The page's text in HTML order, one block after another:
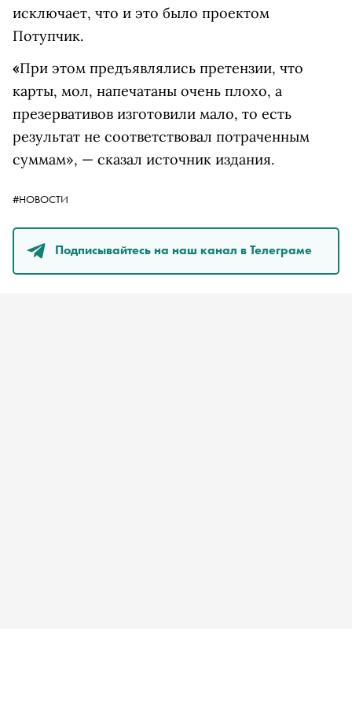
исключает, что и это было проектом
Потупчик.
«При этом предъявлялись претензии, что
карты, мол, напечатаны очень плохо, а
презервативов изготовили мало, то есть
результат не соответствовал потраченным
суммам», — сказал источник издания.
#НОВОСТИ
Подписывайтесь на наш канал в Телеграме